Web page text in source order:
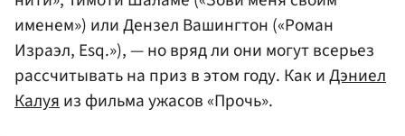
именем») или Дензел Вашингтон («Роман
Израэл, Esq.»), — но вряд ли они могут всерьез
рассчитывать на приз в этом году. Как иДэниел
Калуяиз фильма ужасов «Прочь».